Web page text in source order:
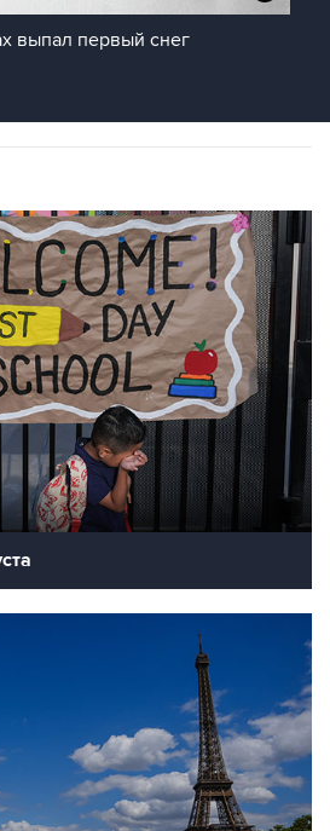
выпал первый снег